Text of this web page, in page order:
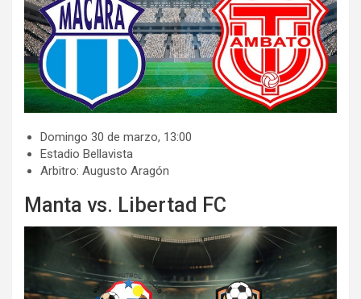
​​Domingo 30 de marzo, 13:00
​​Estadio Bellavista
​​Arbitro: Augusto Aragón
Manta vs. Libertad FC